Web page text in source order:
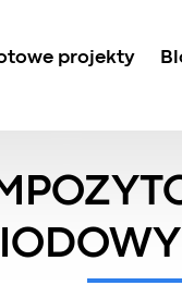
projekty